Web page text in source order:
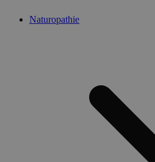
Naturopathie